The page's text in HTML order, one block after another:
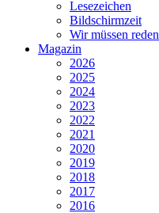
Lesezeichen
Bildschirmzeit
Wir müssen reden
Magazin
2026
2025
2024
2023
2022
2021
2020
2019
2018
2017
2016